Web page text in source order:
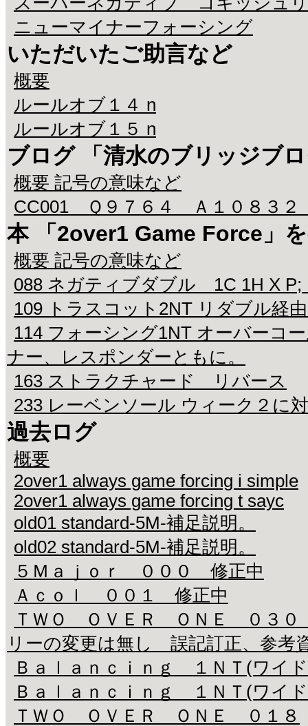
ニューマイナーフォーシング
いただいたご助言など
概要
ルールオブ１４ n
ルールオブ１５ n
ブログ 「清水のブリッジブ
概要 記号の意味など
CC001 Ｑ９７６４ Ａ１０８３
本 「2over1 Game Force」
概要 記号の意味など
088 ネガティブダブル 1C 1H X P;
109 トラスコット2NT リダブル経
114 フォーシング1NT オーバーコ
ナー、レスポンダーともに。
163 ストラクチャード リバース
233 レーベンソール ウィーク２に
過去ログ
概要
2over1 always game forcing i simple
2over1 always game forcing t sayc
old01 standard-5M-補足説明。
old02 standard-5M-補足説明。
５Ｍａｊｏｒ ０００ 修正中
Ａｃｏｌ ００１ 修正中
ＴＷＯ ＯＶＥＲ ＯＮＥ ０３
リーの変更は無し 誤記訂正、参考
Ｂａｌａｎｃｉｎｇ １ＮＴ(ワイ
Ｂａｌａｎｃｉｎｇ １ＮＴ(ワイ
ＴＷＯ ＯＶＥＲ ＯＮＥ ０１８